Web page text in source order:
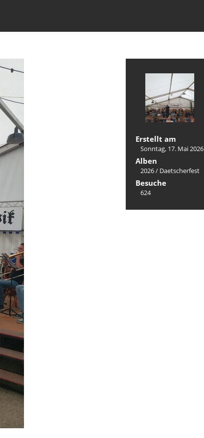
Erstellt am
Sonntag, 17. Mai 2026
Alben
2026/ Daetscherfest
Besuche
624